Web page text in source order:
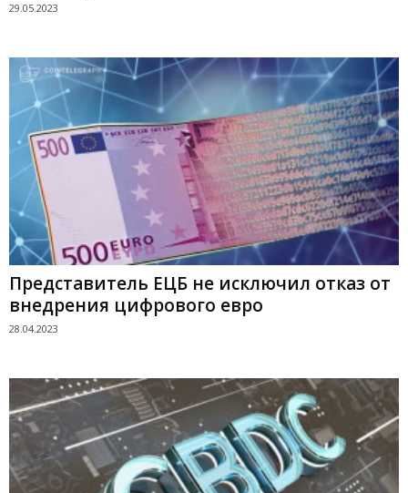
29.05.2023
Представитель ЕЦБ не исключил отказ от
внедрения цифрового евро
28.04.2023